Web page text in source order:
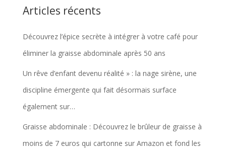
Articles récents
Découvrez l’épice secrète à intégrer à votre café pour
éliminer la graisse abdominale après 50 ans
Un rêve d’enfant devenu réalité » : la nage sirène, une
discipline émergente qui fait désormais surface
également sur…
Graisse abdominale : Découvrez le brûleur de graisse à
moins de 7 euros qui cartonne sur Amazon et fond les